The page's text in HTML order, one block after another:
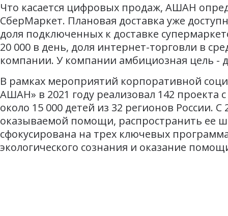
Что касается цифровых продаж, АШАН
СберМаркет. Плановая доставка уже
доля подключенных к доставке
20 000 в день, доля интернет-торговли в
компании. У компании амбициозная цель -
В рамках мероприятий корпоративной
АШАН» в 2021 году реализовал 142
около 15 000 детей из 32 регионов России.
оказываемой помощи, распространить ее
сфокусирована на трех ключевых
экологического сознания и оказание